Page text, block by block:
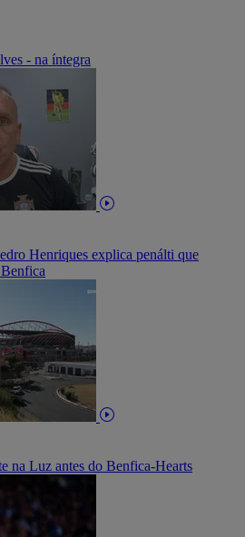
- na íntegra
Henriques explica penálti que
na Luz antes do Benfica-Hearts